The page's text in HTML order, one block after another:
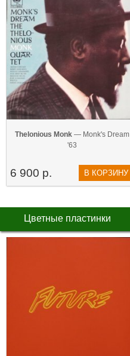
Thelonious Monk— Monk's Dream
'63
6 900 р. В КОРЗИНУ
Цветные пластинки